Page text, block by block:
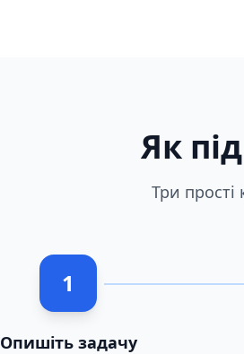
Як
Три прості
1
Опишіть задачу